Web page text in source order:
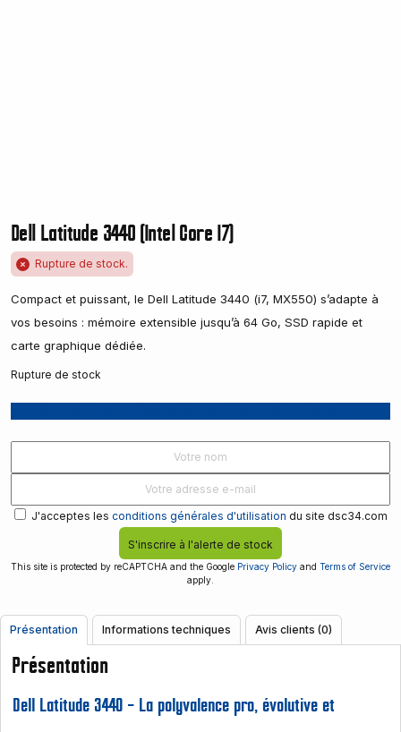
Dell Latitude 3440 (Intel Core I7)
Rupture de stock.
Compact et puissant, le Dell Latitude 3440 (i7, MX550) s’adapte à
vos besoins : mémoire extensible jusqu’à 64 Go, SSD rapide et
carte graphique dédiée.
Rupture de stock
J'acceptes les conditions générales d'utilisation du site dsc34.com
S'inscrire à l'alerte de stock
This site is protected by reCAPTCHA and the Google Privacy Policy and Terms of Service
apply.
Présentation Informations techniques Avis clients (0)
Présentation
Dell Latitude 3440 – La polyvalence pro, évolutive et